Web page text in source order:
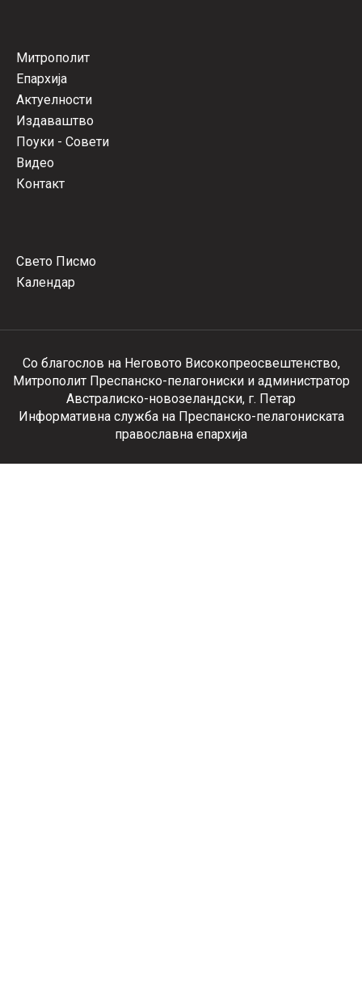
Митрополит
Епархија
Актуелности
Издаваштво
Поуки - Совети
Видео
Контакт
Свето Писмо
Календар
Со благослов на Неговото Високопреосвештенство,
Митрополит Преспанско-пелагониски и администратор
Австралиско-новозеландски, г. Петар
Информативна служба на Преспанско-пелагониската
православна епархија